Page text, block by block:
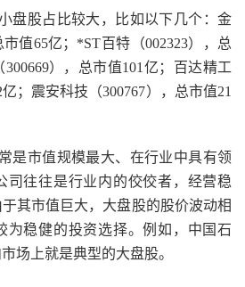
盘股占比较大，比如以下几个：金
值65亿；*ST百特（002323），总
），总市值101亿；百达精工
亿；震安科技（300767），总市值21
是市值规模最大、在行业中具有领
司往往是行业内的佼佼者，经营稳
其市值巨大，大盘股的股价波动相
为稳健的投资选择。例如，中国石
场上就是典型的大盘股。